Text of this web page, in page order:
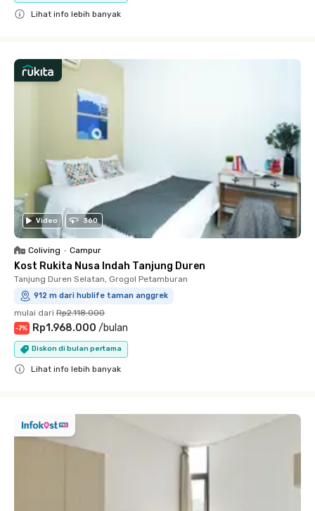
Lihat info lebih banyak
Video 360
Coliving • Campur
Kost Rukita Nusa Indah Tanjung Duren
Tanjung Duren Selatan, Grogol Petamburan
912 m dari hublife taman anggrek
mulai dari Rp2.118.000
-7% Rp1.968.000 /bulan
Diskon di bulan pertama
Lihat info lebih banyak